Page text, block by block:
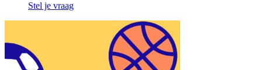
Stel je vraag